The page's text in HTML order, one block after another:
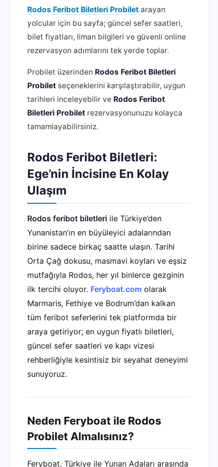
Rodos Feribot Biletleri Probilet arayan
yolcular için bu sayfa; güncel sefer saatleri,
bilet fiyatları, liman bilgileri ve güvenli online
rezervasyon adımlarını tek yerde toplar.
Probilet üzerinden Rodos Feribot Biletleri
Probilet seçeneklerini karşılaştırabilir, uygun
tarihleri inceleyebilir ve Rodos Feribot
Biletleri Probilet rezervasyonunuzu kolayca
tamamlayabilirsiniz.
Rodos Feribot Biletleri:
Ege’nin İncisine En Kolay
Ulaşım
Rodos feribot biletleri ile Türkiye’den
Yunanistan’ın en büyüleyici adalarından
birine sadece birkaç saatte ulaşın. Tarihi
Orta Çağ dokusu, masmavi koyları ve eşsiz
mutfağıyla Rodos, her yıl binlerce gezginin
ilk tercihi oluyor. Feryboat.com olarak
Marmaris, Fethiye ve Bodrum’dan kalkan
tüm feribot seferlerini tek platformda bir
araya getiriyor; en uygun fiyatlı biletleri,
güncel sefer saatleri ve kapı vizesi
rehberliğiyle kesintisiz bir seyahat deneyimi
sunuyoruz.
Neden Feryboat ile Rodos
Probilet Almalısınız?
Feryboat, Türkiye ile Yunan Adaları arasında